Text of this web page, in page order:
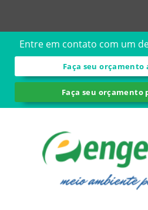
Entre em contato com um
Faça seu orçamento
Faça seu orçamento